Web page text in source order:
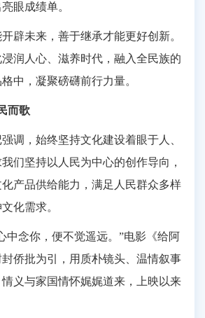
眼成绩单。
未来，善于继承才能更好创新。
润人心、滋养时代，融入全民族的
中，凝聚磅礴前行力量。
而歌
，始终坚持文化建设着眼于人、
们坚持以人民为中心的创作导向，
产品供给能力，满足人民群众多样
化需求。
念你，便不觉遥远。”电影《给阿
侨批为引，用质朴镜头、温情叙事
义与家国情怀娓娓道来，上映以来